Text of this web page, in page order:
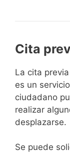
Cita
​​​​​​​​​​​​​​​​​​​​​​​​​​​​La cita
es un
ciudadano
realizar
desplazarse.​
Se puede